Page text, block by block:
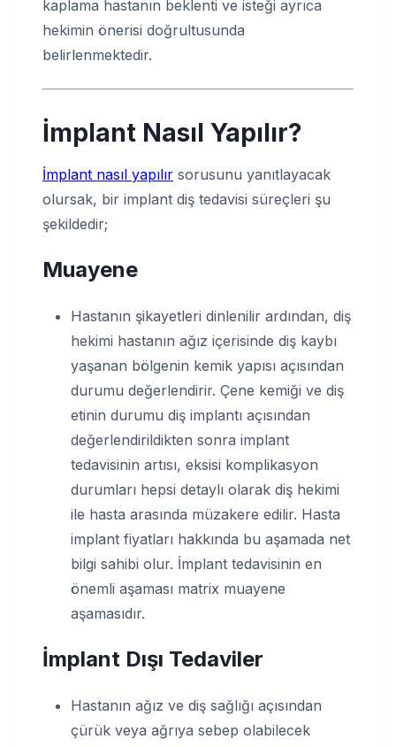
kaplama hastanın beklenti ve isteği ayrıca
hekimin önerisi doğrultusunda
belirlenmektedir.
İmplant Nasıl Yapılır?
İmplant nasıl yapılır sorusunu yanıtlayacak
olursak, bir implant diş tedavisi süreçleri şu
şekildedir;
Muayene
Hastanın şikayetleri dinlenilir ardından, diş
hekimi hastanın ağız içerisinde diş kaybı
yaşanan bölgenin kemik yapısı açısından
durumu değerlendirir. Çene kemiği ve diş
etinin durumu diş implantı açısından
değerlendirildikten sonra implant
tedavisinin artısı, eksisi komplikasyon
durumları hepsi detaylı olarak diş hekimi
ile hasta arasında müzakere edilir. Hasta
implant fiyatları hakkında bu aşamada net
bilgi sahibi olur. İmplant tedavisinin en
önemli aşaması matrix muayene
aşamasıdır.
İmplant Dışı Tedaviler
Hastanın ağız ve diş sağlığı açısından
çürük veya ağrıya sebep olabilecek